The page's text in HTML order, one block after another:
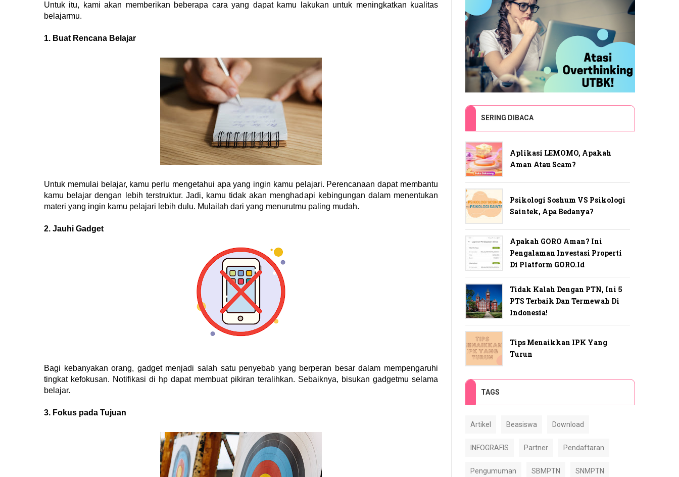
Untuk itu, kami akan memberikan beberapa cara yang dapat kamu lakukan untuk meningkatkan kualitas
belajarmu.
1. Buat Rencana Belajar
Untuk memulai belajar, kamu perlu mengetahui apa yang ingin kamu pelajari. Perencanaan dapat membantu
kamu belajar dengan lebih terstruktur. Jadi, kamu tidak akan menghadapi kebingungan dalam menentukan
materi yang ingin kamu pelajari lebih dulu. Mulailah dari yang menurutmu paling mudah.
2. Jauhi Gadget
Bagi kebanyakan orang, gadget menjadi salah satu penyebab yang berperan besar dalam mempengaruhi
tingkat kefokusan. Notifikasi di hp dapat membuat pikiran teralihkan. Sebaiknya, bisukan gadgetmu selama
belajar.
3. Fokus pada Tujuan
SERING DIBACA
Aplikasi LEMOMO, Apakah
Aman Atau Scam?
Psikologi Soshum VS Psikologi
Saintek, Apa Bedanya?
Apakah GORO Aman? Ini
Pengalaman Investasi Properti
Di Platform GORO.id
Tidak Kalah Dengan PTN, Ini 5
PTS Terbaik Dan Termewah Di
Indonesia!
Tips Menaikkan IPK Yang
Turun
TAGS
Artikel Beasiswa Download
INFOGRAFIS Partner Pendaftaran
Pengumuman SBMPTN SNMPTN